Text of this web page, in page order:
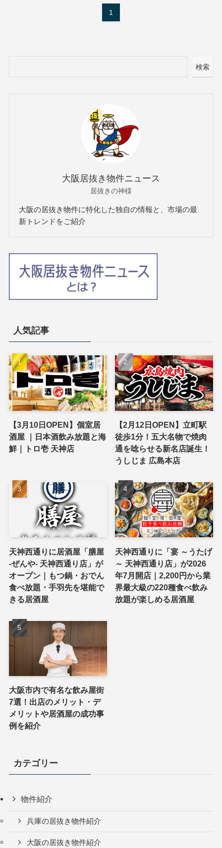
1
検索
大阪居抜き物件ニュース
居抜きの神様
大阪の居抜き物件に特化した独自の情報と、市場の最
新トレンドをご紹介
人気記事
【3月10日OPEN】個室居
酒屋 ｜日本酒飲み放題と海
鮮｜トロ壱 天神店
【2月12日OPEN】立町駅
徒歩1分！五大名物で焼肉
通を唸らせる新名店誕生！
うしじま 広島本店
天神西通りに居酒屋「膳屋
-ぜんや- 天神西通り店」が
オープン｜もつ鍋・おでん
食べ放題・手羽先を堪能で
きる居酒屋
天神西通りに「宴 ～うたげ
～ 天神西通り店」が2026
年7月開店｜2,200円から業
界最大級の220種食べ飲み
放題が楽しめる居酒屋
大阪市内で有名な飲み屋街
7選！出店のメリット・デ
メリットや居酒屋の成功事
例を紹介
カテゴリー
物件紹介
兵庫の居抜き物件紹介
大阪の居抜き物件紹介